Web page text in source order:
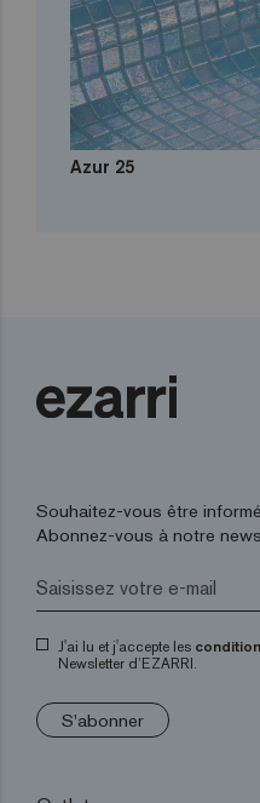
Azur 25
Souhaitez-vous être
Abonnez-vous à notre
J'ai lu et j'accepte les
Newsletter d’EZARRI.
S'abonner